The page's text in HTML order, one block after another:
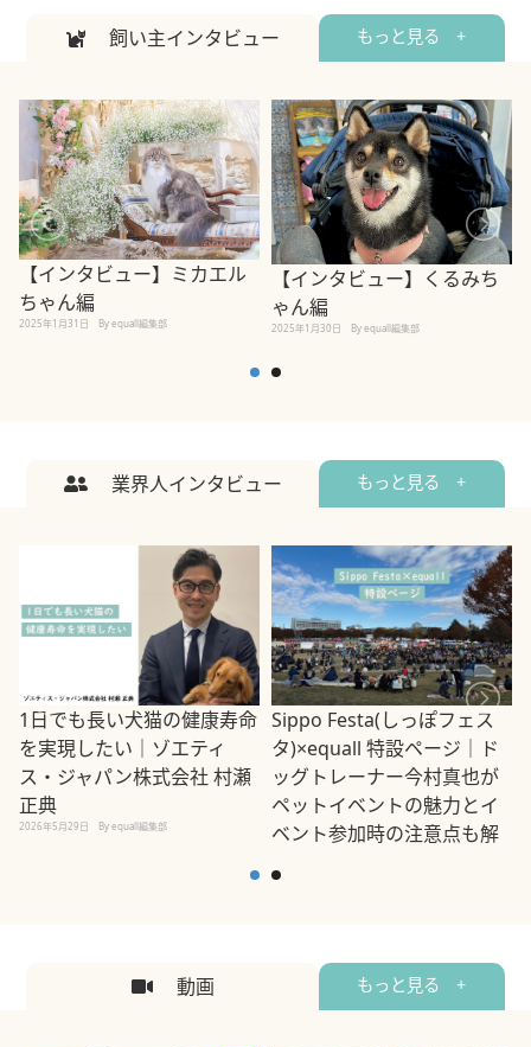
飼い主インタビュー もっと見る +
【インタビュー】ミカエル
ちゃん編
2025年1月31日 By equall編集部
【インタビュー】くるみち
ゃん編
2025年1月30日 By equall編集部
業界人インタビュー もっと見る +
1日でも長い犬猫の健康寿命
を実現したい｜ゾエティ
ス・ジャパン株式会社 村瀬
正典
2026年5月29日 By equall編集部
Sippo Festa(しっぽフェス
タ)×equall 特設ページ｜ド
ッグトレーナー今村真也が
ペットイベントの魅力とイ
ベント参加時の注意点も解
2026年5月12日
動画 もっと見る +